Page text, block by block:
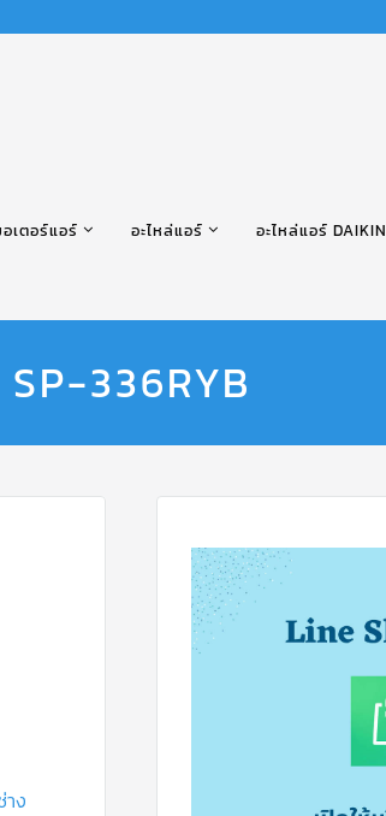
เตอร์แอร์ อะไหล่แอร์ อะไหล่แอร์ DAIKIN
336RYB
าง